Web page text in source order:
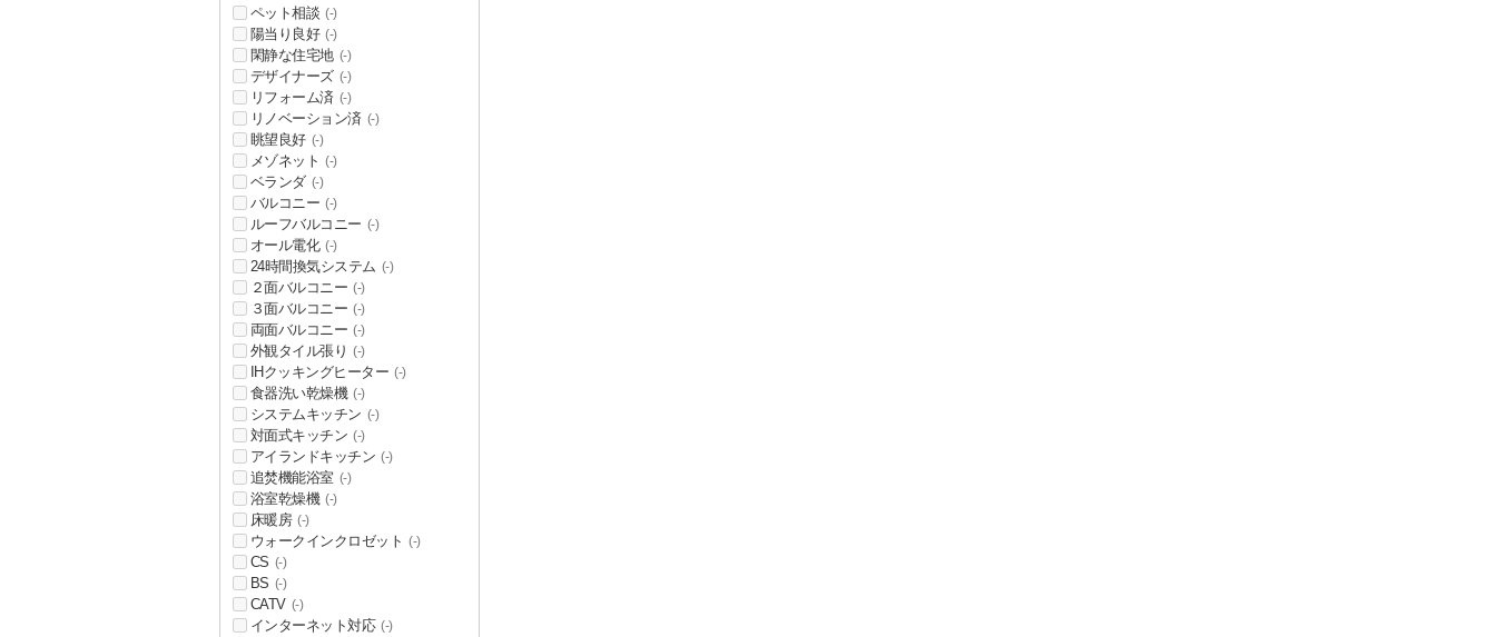
ペット相談 (-)
陽当り良好 (-)
閑静な住宅地 (-)
デザイナーズ (-)
リフォーム済 (-)
リノベーション済 (-)
眺望良好 (-)
メゾネット (-)
ベランダ (-)
バルコニー (-)
ルーフバルコニー (-)
オール電化 (-)
24時間換気システム (-)
２面バルコニー (-)
３面バルコニー (-)
両面バルコニー (-)
外観タイル張り (-)
IHクッキングヒーター (-)
食器洗い乾燥機 (-)
システムキッチン (-)
対面式キッチン (-)
アイランドキッチン (-)
追焚機能浴室 (-)
浴室乾燥機 (-)
床暖房 (-)
ウォークインクロゼット (-)
CS (-)
BS (-)
CATV (-)
インターネット対応 (-)